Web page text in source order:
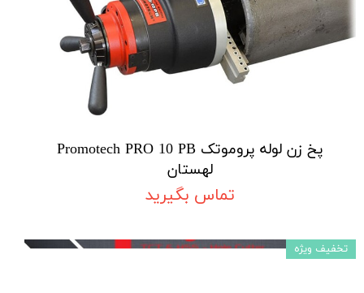
پخ زن لوله پروموتک Promotech PRO 10 PB
لهستان
تماس بگیرید
تخفیف ویژه